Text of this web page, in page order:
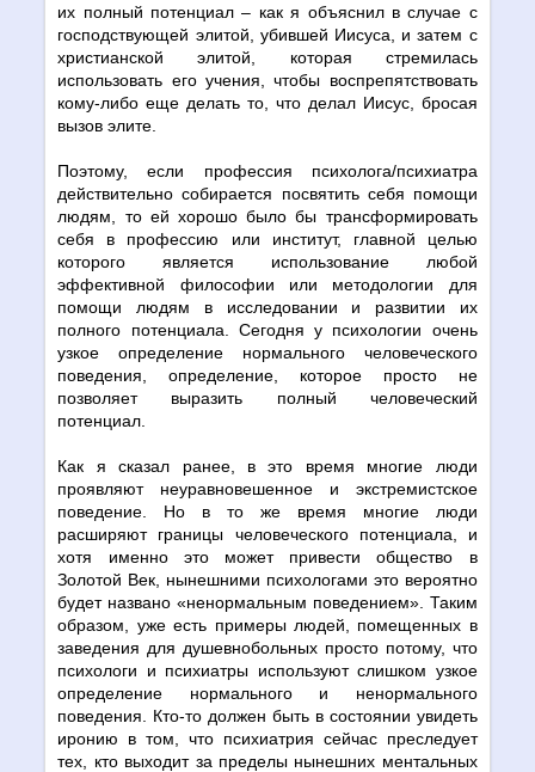
их полный потенциал – как я объяснил в случае с
господствующей элитой, убившей Иисуса, и затем с
христианской элитой, которая стремилась
использовать его учения, чтобы воспрепятствовать
кому-либо еще делать то, что делал Иисус, бросая
вызов элите.
Поэтому, если профессия психолога/психиатра
действительно собирается посвятить себя помощи
людям, то ей хорошо было бы трансформировать
себя в профессию или институт, главной целью
которого является использование любой
эффективной философии или методологии для
помощи людям в исследовании и развитии их
полного потенциала. Сегодня у психологии очень
узкое определение нормального человеческого
поведения, определение, которое просто не
позволяет выразить полный человеческий
потенциал.
Как я сказал ранее, в это время многие люди
проявляют неуравновешенное и экстремистское
поведение. Но в то же время многие люди
расширяют границы человеческого потенциала, и
хотя именно это может привести общество в
Золотой Век, нынешними психологами это вероятно
будет названо «ненормальным поведением». Таким
образом, уже есть примеры людей, помещенных в
заведения для душевнобольных просто потому, что
психологи и психиатры используют слишком узкое
определение нормального и ненормального
поведения. Кто-то должен быть в состоянии увидеть
иронию в том, что психиатрия сейчас преследует
тех, кто выходит за пределы нынешних ментальных